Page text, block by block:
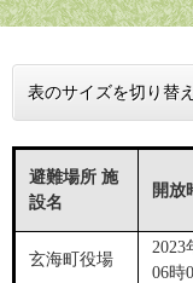
表のサイズを切り替
避難場所 施
設名
開放
玄海町役場
2023
06時